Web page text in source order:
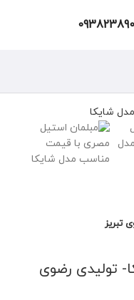
تبریز
تولیدی رضوی